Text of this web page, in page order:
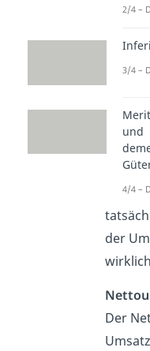
(in
Der
aus
der
Der
2/4 –
3/4 –
und
4/4 –